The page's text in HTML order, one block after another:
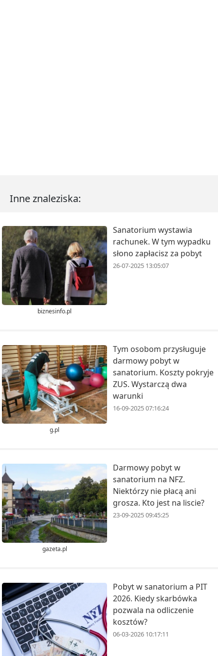
Inne znaleziska:
biznesinfo.pl
Sanatorium wystawia
rachunek. W tym wypadku
słono zapłacisz za pobyt
26-07-2025 13:05:07
g.pl
Tym osobom przysługuje
darmowy pobyt w
sanatorium. Koszty pokryje
ZUS. Wystarczą dwa
warunki
16-09-2025 07:16:24
gazeta.pl
Darmowy pobyt w
sanatorium na NFZ.
Niektórzy nie płacą ani
grosza. Kto jest na liscie?
23-09-2025 09:45:25
Pobyt w sanatorium a PIT
2026. Kiedy skarbówka
pozwala na odliczenie
kosztów?
06-03-2026 10:17:11